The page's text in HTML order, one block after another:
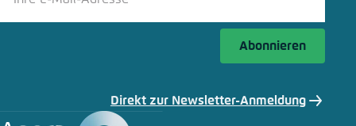
Abonnieren
Direkt zur Newsletter-Anmeldung